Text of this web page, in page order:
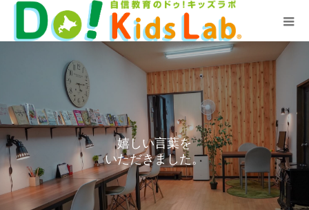
嬉し い言葉を
いただきまし た。